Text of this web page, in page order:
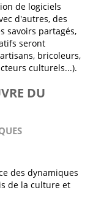
de logiciels
d'autres, des
savoirs partagés,
seront
bricoleurs,
culturels...).
DU
des dynamiques
de la culture et